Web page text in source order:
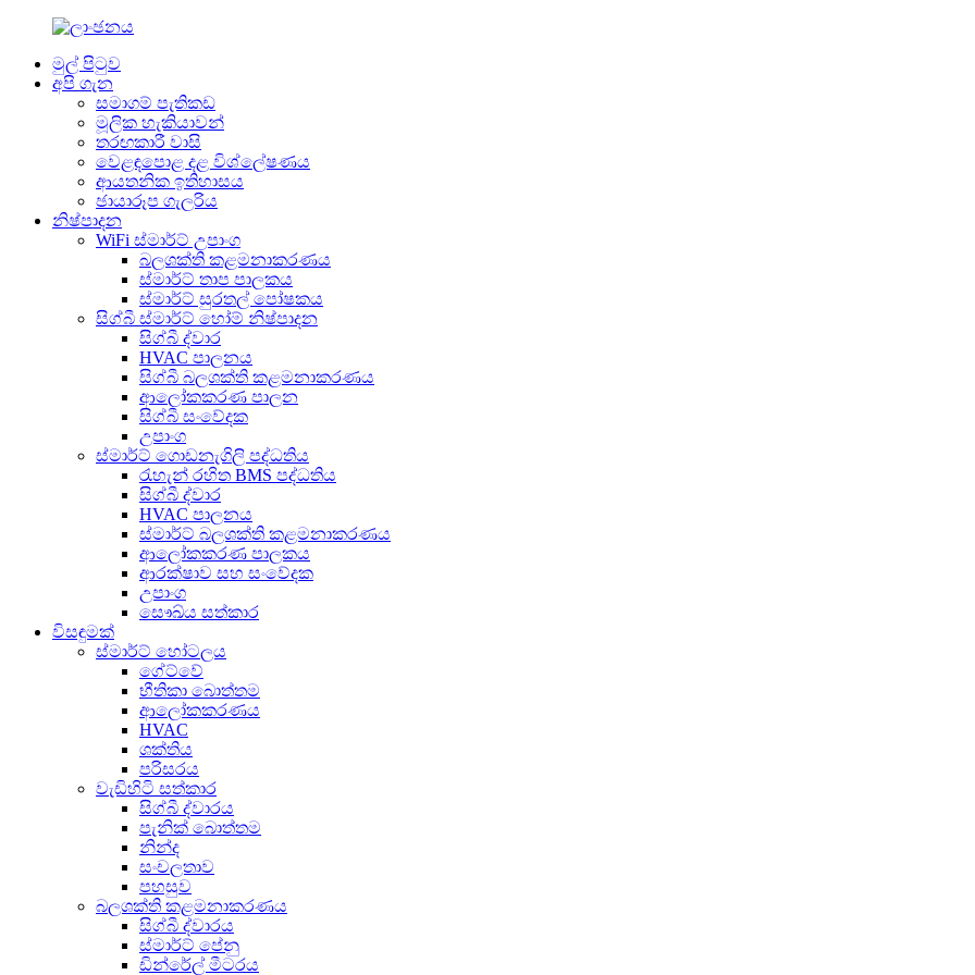
මුල් පිටුව
අපි ගැන
සමාගම් පැතිකඩ
මූලික හැකියාවන්
තරඟකාරී වාසි
වෙළඳපොළ දළ විශ්ලේෂණය
ආයතනික ඉතිහාසය
ඡායාරූප ගැලරිය
නිෂ්පාදන
WiFi ස්මාර්ට් උපාංග
බලශක්ති කළමනාකරණය
ස්මාර්ට් තාප පාලකය
ස්මාර්ට් සුරතල් පෝෂකය
සිග්බී ස්මාර්ට් හෝම් නිෂ්පාදන
සිග්බී ද්වාර
HVAC පාලනය
සිග්බී බලශක්ති කළමනාකරණය
ආලෝකකරණ පාලන
සිග්බී සංවේදක
උපාංග
ස්මාර්ට් ගොඩනැගිලි පද්ධතිය
රැහැන් රහිත BMS පද්ධතිය
සිග්බී ද්වාර
HVAC පාලනය
ස්මාර්ට් බලශක්ති කළමනාකරණය
ආලෝකකරණ පාලකය
ආරක්ෂාව සහ සංවේදක
උපාංග
සෞඛ්ය සත්කාර
විසඳුමක්
ස්මාර්ට් හෝටලය
ගේට්වේ
භීතිකා බොත්තම
ආලෝකකරණය
HVAC
ශක්තිය
පරිසරය
වැඩිහිටි සත්කාර
සිග්බී ද්වාරය
පැනික් බොත්තම
නින්ද
සංචලතාව
පහසුව
බලශක්ති කළමනාකරණය
සිග්බී ද්වාරය
ස්මාර්ට් පේනු
ඩින්රේල් මීටරය